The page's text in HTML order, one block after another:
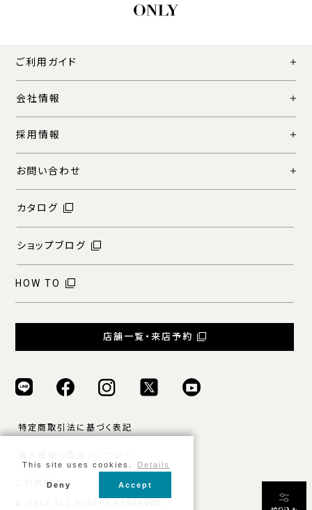
ご利用ガイド
会社情報
採用情報
お問い合わせ
カタログ
ショップブログ
HOW TO
店舗一覧・来店予約
特定商取引法に基づく表記
ご利用規約
This site uses cookies. Details
Deny Accept